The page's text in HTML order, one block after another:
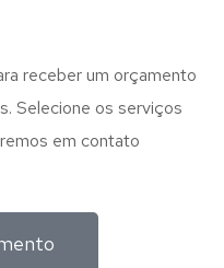
receber um orçamento
Selecione os serviços
em contato